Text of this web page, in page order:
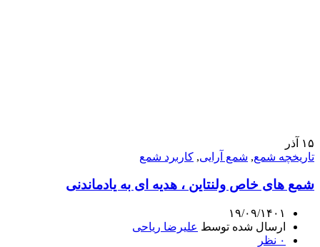
۱۵ آذر
تاریخچه شمع, شمع آرایی, کاربرد شمع
شمع های خاص ولنتاین ، هدیه ای به یادماندنی
۱۹/۰۹/۱۴۰۱
ارسال شده توسط علیرضا ریاحی
۰ نظر